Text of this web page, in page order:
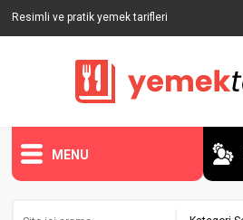
Resimli ve pratik yemek tarifleri
MENU